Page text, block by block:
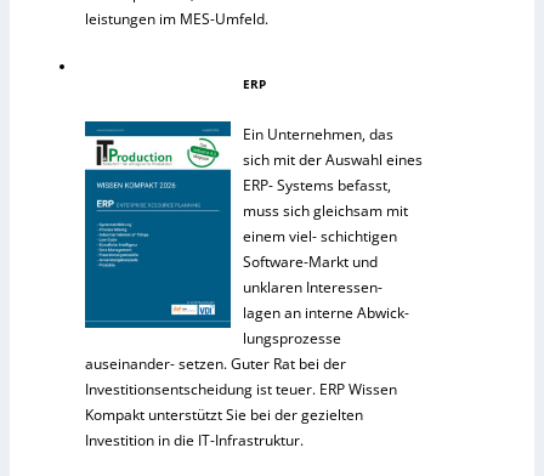
leistungen im MES-Umfeld.
ERP
Ein Unternehmen, das
sich mit der Auswahl eines
ERP- Systems befasst,
muss sich gleichsam mit
einem viel- schichtigen
Software-Markt und
unklaren Interessen-
lagen an interne Abwick-
lungsprozesse
auseinander- setzen. Guter Rat bei der
Investitionsentscheidung ist teuer. ERP Wissen
Kompakt unterstützt Sie bei der gezielten
Investition in die IT-Infrastruktur.